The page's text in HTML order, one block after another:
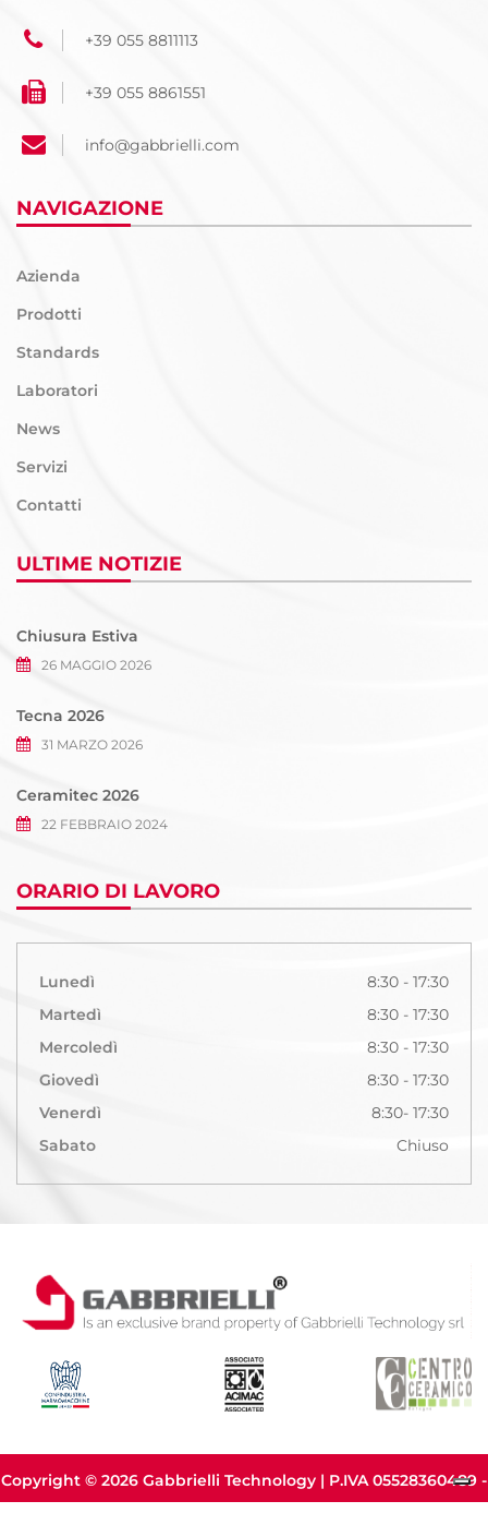
+39 055 8811113
+39 055 8861551
info@gabbrielli.com
NAVIGAZIONE
Azienda
Prodotti
Standards
Laboratori
News
Servizi
Contatti
ULTIME NOTIZIE
Chiusura Estiva
26 MAGGIO 2026
Tecna 2026
31 MARZO 2026
Ceramitec 2026
22 FEBBRAIO 2024
ORARIO DI LAVORO
Lunedì
8:30 - 17:30
Martedì
8:30 - 17:30
Mercoledì
8:30 - 17:30
Giovedì
8:30 - 17:30
Venerdì
8:30- 17:30
Sabato
Chiuso
Copyright © 2026 Gabbrielli Technology | P.IVA 05528360489 -